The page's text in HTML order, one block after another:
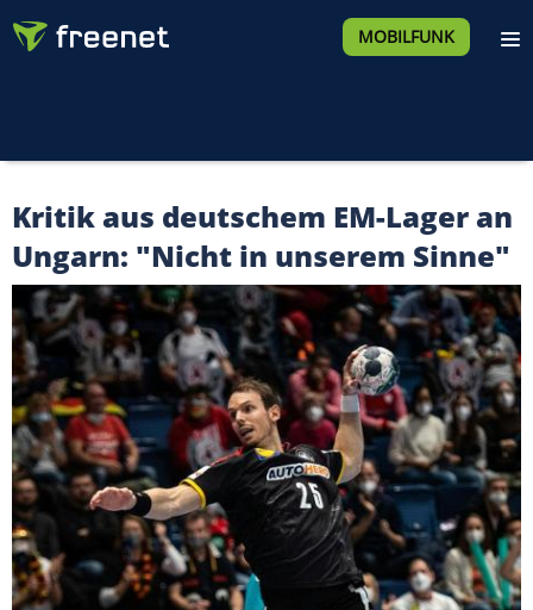
MOBILFUNK
Kritik aus deutschem EM-Lager an
Ungarn: "Nicht in unserem Sinne"